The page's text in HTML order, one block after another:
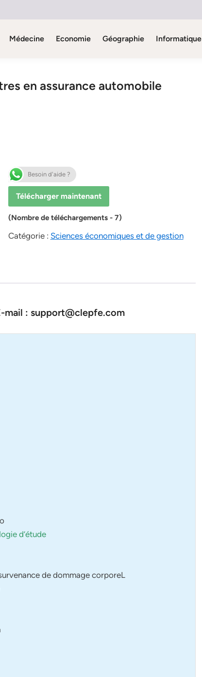
Médecine Economie Géographie Informatique
en assurance automobile
Besoin d'aide ?
Télécharger maintenant
(Nombre de téléchargements - 7)
Catégorie : Sciences économiques et de gestion
mail : support@clepfe.com
d’étude
de dommage corporeL